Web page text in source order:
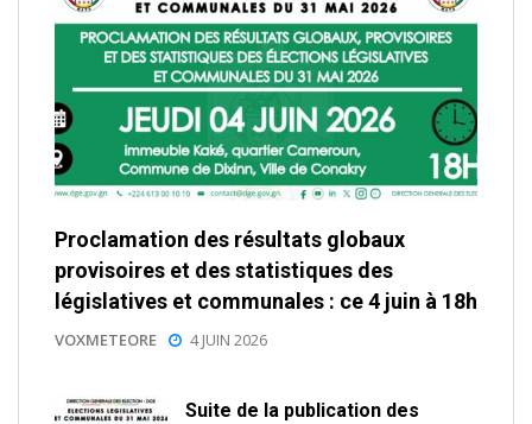
Proclamation des résultats globaux
provisoires et des statistiques des
législatives et communales : ce 4 juin à 18h
VOXMETEORE 4 JUIN 2026
Suite de la publication des